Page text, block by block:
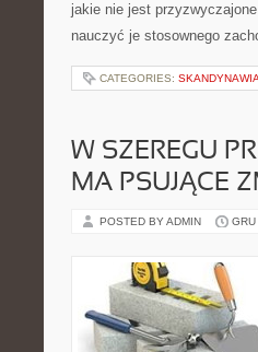
jakie nie jest
nauczyć je stosownego
CATEGORIES: SKANDYNAWIA
W SZEREGU
MA PSUJĄCE
POSTED BY ADMIN